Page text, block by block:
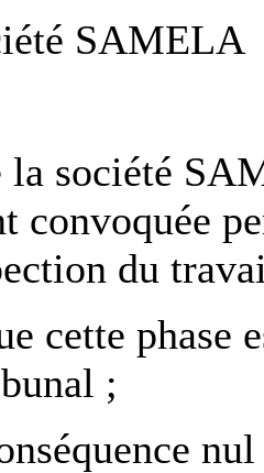
SAMELA
la société
convoquée
du
cette phase
;